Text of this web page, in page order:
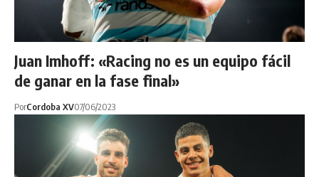
Juan Imhoff: «Racing no es un equipo fácil
de ganar en la fase final»
PorCordoba XV07/06/2023